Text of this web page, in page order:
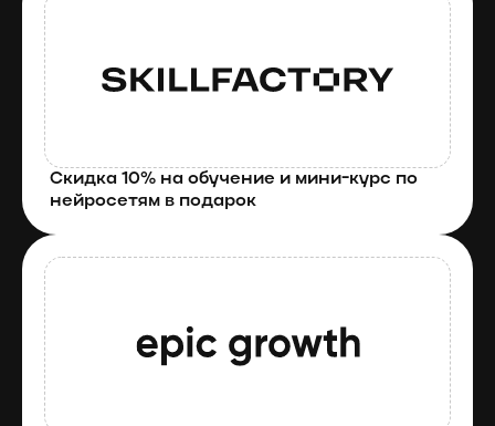
Скидка 10% на обучение и мини-курс по
нейросетям в подарок